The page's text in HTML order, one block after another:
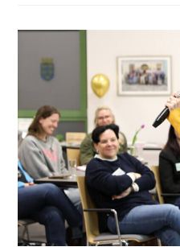
Erschöpfen.